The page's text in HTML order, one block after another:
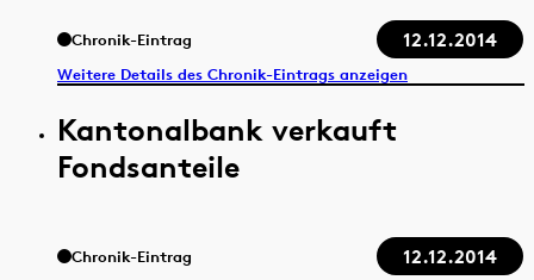
Chronik-Eintrag 12.12.2014
Weitere Details des Chronik-Eintrags anzeigen
Kantonalbank verkauft
Fondsanteile
Chronik-Eintrag 12.12.2014